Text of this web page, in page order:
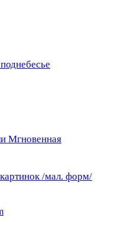
Мгновенная
/мал. форм/